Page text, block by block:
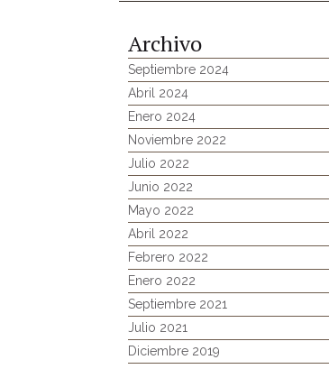
Archivo
Septiembre 2024
Abril 2024
Enero 2024
Noviembre 2022
Julio 2022
Junio 2022
Mayo 2022
Abril 2022
Febrero 2022
Enero 2022
Septiembre 2021
Julio 2021
Diciembre 2019